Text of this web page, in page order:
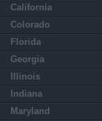
California
Colorado
Florida
Georgia
Illinois
Indiana
Maryland